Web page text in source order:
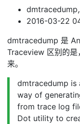
2016-03-22
dmtracedump 是
Traceview 区别的是
来。
dmtracedump is
way of
from trace log
Dot utility to